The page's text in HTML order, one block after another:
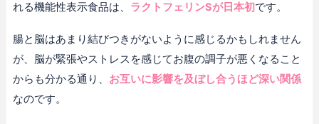
れる機能性表示食品は、 ラクトフェリンSが日本初です。
腸と脳はあまり結びつきがないように感じるかもしれません
が、脳が緊張やストレスを感じてお腹の調子が悪くなること
からも分かる通り、 お互いに影響を及ぼし合うほど深い関係
なのです。